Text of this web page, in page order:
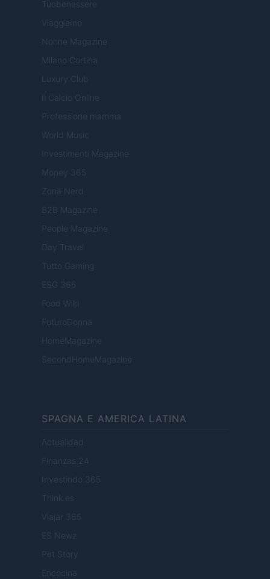
Tuobenessere
Viaggiamo
Nonne Magazine
Milano Cortina
Luxury Club
Il Calcio Online
Professione mamma
World Music
Investimenti Magazine
Money 365
Zona Nerd
B2B Magazine
People Magazine
Day Travel
Tutto Gaming
ESG 365
Food Wiki
FuturoDonna
HomeMagazine
SecondHomeMagazine
SPAGNA E AMERICA LATINA
Actualidad
Finanzas 24
Investindo 365
Think.es
Viajar 365
ES Newz
Pet Story
Encocina